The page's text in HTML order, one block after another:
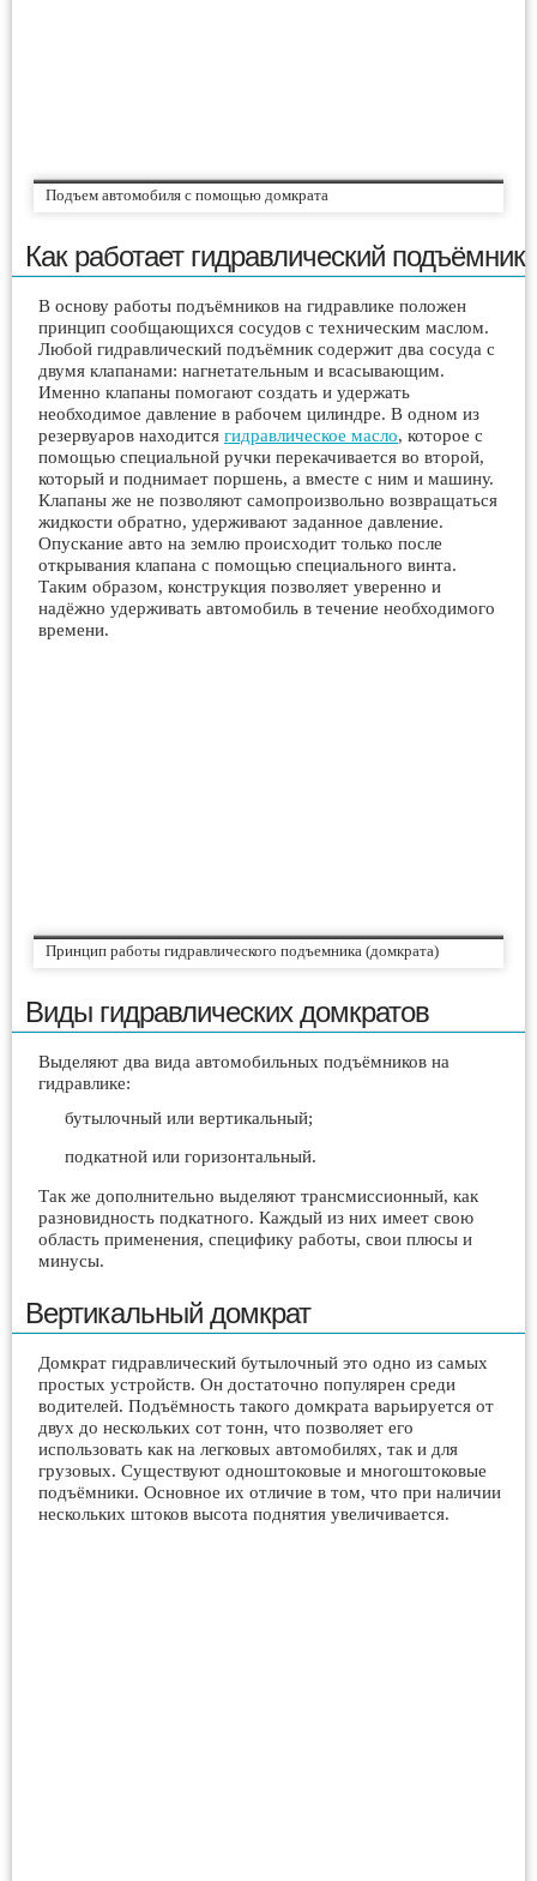
Подъем автомобиля с помощью домкрата
Как работает гидравлический подъёмник
В основу работы подъёмников на гидравлике положен
принцип сообщающихся сосудов с техническим маслом.
Любой гидравлический подъёмник содержит два сосуда с
двумя клапанами: нагнетательным и всасывающим.
Именно клапаны помогают создать и удержать
необходимое давление в рабочем цилиндре. В одном из
резервуаров находится гидравлическое масло, которое с
помощью специальной ручки перекачивается во второй,
который и поднимает поршень, а вместе с ним и машину.
Клапаны же не позволяют самопроизвольно возвращаться
жидкости обратно, удерживают заданное давление.
Опускание авто на землю происходит только после
открывания клапана с помощью специального винта.
Таким образом, конструкция позволяет уверенно и
надёжно удерживать автомобиль в течение необходимого
времени.
Принцип работы гидравлического подъемника (домкрата)
Виды гидравлических домкратов
Выделяют два вида автомобильных подъёмников на
гидравлике:
бутылочный или вертикальный;
подкатной или горизонтальный.
Так же дополнительно выделяют трансмиссионный, как
разновидность подкатного. Каждый из них имеет свою
область применения, специфику работы, свои плюсы и
минусы.
Вертикальный домкрат
Домкрат гидравлический бутылочный это одно из самых
простых устройств. Он достаточно популярен среди
водителей. Подъёмность такого домкрата варьируется от
двух до нескольких сот тонн, что позволяет его
использовать как на легковых автомобилях, так и для
грузовых. Существуют одноштоковые и многоштоковые
подъёмники. Основное их отличие в том, что при наличии
нескольких штоков высота поднятия увеличивается.